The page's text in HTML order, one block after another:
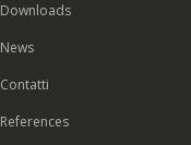
Downloads
News
Contatti
References